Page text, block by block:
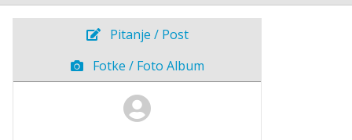
Pitanje / Post
Fotke / Foto Album